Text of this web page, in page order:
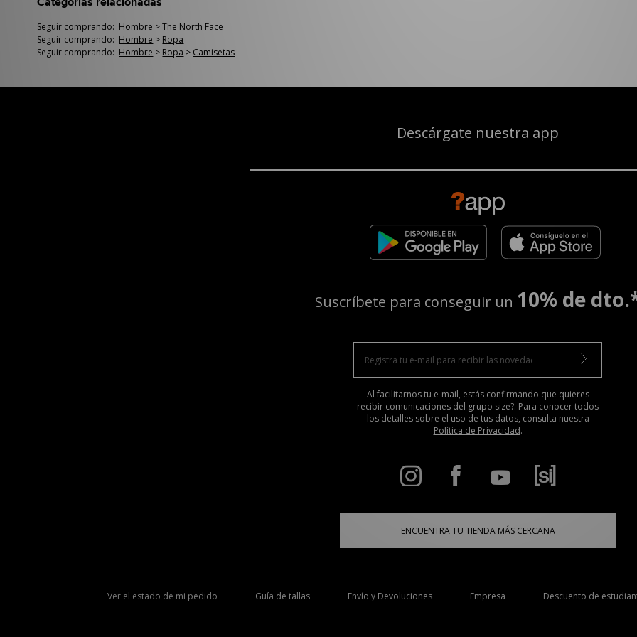
Seguir comprando: Hombre >The North Face
Seguir comprando: Hombre > Ropa
Seguir comprando: Hombre > Ropa > Camisetas
Descárgate nuestra app
Suscríbete para conseguir un 10% de
Al facilitarnos tu e-mail, estás confirmando que quieres
recibir comunicaciones del grupo size?. Para conocer todos
los detalles sobre el uso de tus datos, consulta nuestra
Política de Privacidad.
ENCUENTRA TU TIENDA MÁS CERCANA
Ver el estado de mi pedido Guía de tallas Envío y Devoluciones Empresa Descuento de